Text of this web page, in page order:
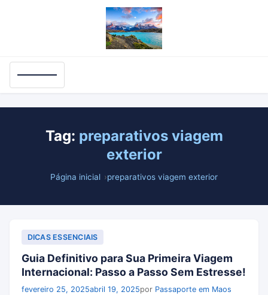
Tag: preparativos viagem
exterior
Página inicial preparativos viagem exterior
DICAS ESSENCIAIS
Guia Definitivo para Sua Primeira Viagem
Internacional: Passo a Passo Sem Estresse!
fevereiro 25, 2025abril 19, 2025por Passaporte em Maos